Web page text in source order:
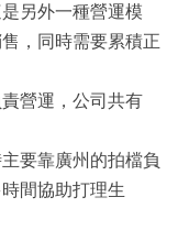
另外一種營運模
，同時需要累積正
營運，公司共有
要靠廣州的拍檔負
間協助打理生